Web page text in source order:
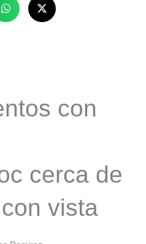
con
cerca de
vista